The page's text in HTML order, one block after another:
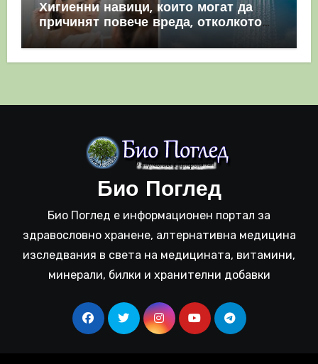
Хигиенни навици, които могат да
причинят повече вреда, отколкото
полза
Био Поглед
Био Поглед е информационен портал за
здравословно хранене, алтернативна медицина
изследвания в света на медицината, витамини,
минерали, билки и хранителни добавки